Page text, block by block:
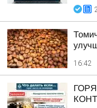
16:42